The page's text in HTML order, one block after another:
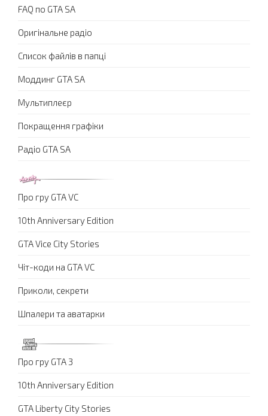
FAQ по GTA SA
Оригінальне радіо
Список файлів в папці
Моддинг GTA SA
Мультиплеєр
Покращення графіки
Радіо GTA SA
Про гру GTA VC
10th Anniversary Edition
GTA Vice City Stories
Чіт-коди на GTA VC
Приколи, секрети
Шпалери та аватарки
Про гру GTA 3
10th Anniversary Edition
GTA Liberty City Stories